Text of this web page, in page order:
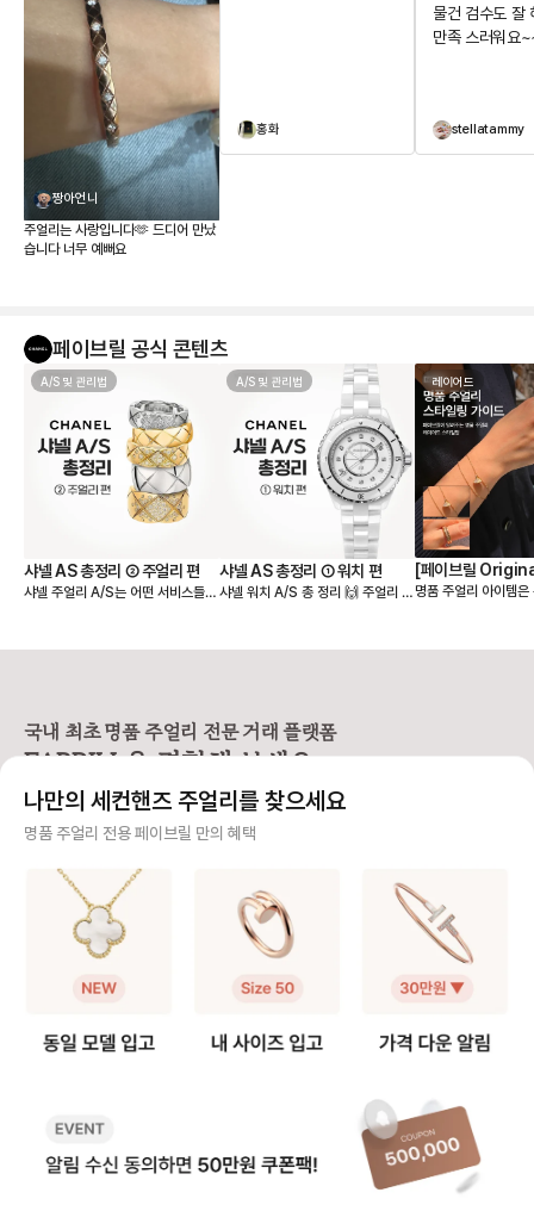
짱아언니
주얼리는 사랑입니다🫶 드디어 만났
습니다 너무 예뻐요
홍화
물건 검수도 잘
만족 스러워요
stellatammy
페이브릴 공식 콘텐츠
A/S 및 관리법
샤넬 AS 총정리 ② 주얼리 편
샤넬 주얼리 A/S는 어떤 서비스들이
싹 정리해드릴게요❣️ [사이즈 조정]
만원이 발생됩니다. ❷ 반지 리사이
징 디자인에 따라 제한이 있으며, 대
품의 경우) 6개월 이내에는 1회 무
다. ❸ 귀걸이 조정 귀침을 제거하거
제거하는 경우는 무료지만, 추가하거
나 납땜이 필요한 경우에는 10만원
이 부과됩니다. [광택 & 클리닝] ❶
폴리싱 스크래치를 제거하고 원래의
광택을 되살리는 작업으로 비용은 약
화이트 골드 제품의 경우에는 로듐
발생될 수 있습니다. (추가 비용은 제
품 상태에 따라 달라지기 때문에 실
기기 때문에, 폴리싱 관리가 유용해
강화하는 서비스예요. 무료로 제공
A/S 및 관리법
샤넬 AS 총정리 ① 워치 편
샤넬 워치 A/S 총 정리 🙌 주얼리 인
대명사! 특히, 프리미에르와 J12는
알아두면 추후 사용에도 큰 도움이
됩니다. “보증은 몇 년일까? 오버홀
시계 AS 관련 궁금한 점들 쉽게 정리
2년 10월 이후 구매한 모든 샤넬 워
물과 신분증을 지참하면 가능하며,
꼭 구매자 본인이 아니어도 접수할
수 있다는 점 참고하세요. [점검 서비
스] ❶오버홀 (전체 점검) 무브먼트
재조립하고, 방수 점검 및 가스켓 교
용은 기계식(오토매틱) 88만 원, 쿼
츠 56만 원이며 5년 주기로 권장돼
스켓 교체, 방수 테스트가 포함돼
5년에 한 번 정도 받아두면 좋아요.
[교체 관련] ❶배터리 교체 (쿼츠 전
레이어드
[페이브릴
리 스타일링 가이
명품 주얼리 아이템은
드로 착용하는 것도
0% 여성으로 이루어
문적으로 지원하고 있어요
친구처럼, 주얼리 잘
처럼 이용자분들과
릴" 다운받고 회원 가
어요! 궁금하신 점은
"페이브릴"을 검색하
국내 최초 명품 주얼리 전문 거래 플랫폼
FABRILL을 경험해 보세요.
사기 걱정 없는 안전 결제
니면 반환해 드려요.
주얼리 전문 이중 검수
주얼리 검수에 특화된 페이브릴 검수팀과 전문 감정사가 컨디션 및 정품 여부를 철저하고 꼼꼼하
게 확인해요.
주얼리 전문 지식을 토대로 사이즈, 가격대 등 주얼리를 거래하며 궁금할 수 있는 내용에 대한 밀
빠르고 확실한 물품 이동 과정
최적화된 검수 시스템으로 빠르고 효율적으로 물품이 이동될 뿐만 아니라, 이동 과정마다 알림톡
및 이미지로 확실하게 안내해 드려요.
나만의 세컨핸즈 주얼리를 찾으세요
명품 주얼리 전용 페이브릴 만의 혜택